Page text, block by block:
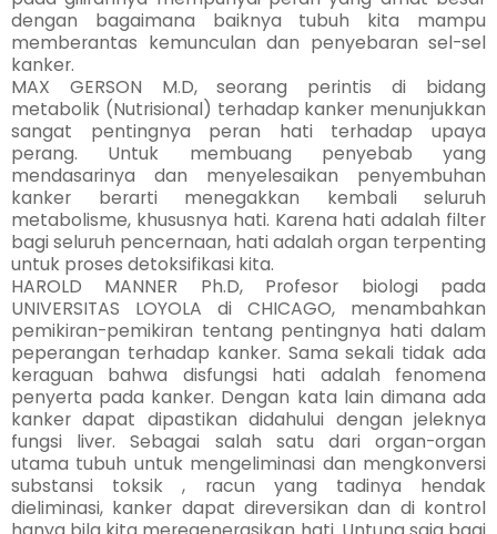
dengan bagaimana baiknya tubuh kita mampu
memberantas kemunculan dan penyebaran sel-sel
kanker.
MAX GERSON M.D, seorang perintis di bidang
metabolik (Nutrisional) terhadap kanker menunjukkan
sangat pentingnya peran hati terhadap upaya
perang. Untuk membuang penyebab yang
mendasarinya dan menyelesaikan penyembuhan
kanker berarti menegakkan kembali seluruh
metabolisme, khususnya hati. Karena hati adalah filter
bagi seluruh pencernaan, hati adalah organ terpenting
untuk proses detoksifikasi kita.
HAROLD MANNER Ph.D, Profesor biologi pada
UNIVERSITAS LOYOLA di CHICAGO, menambahkan
pemikiran-pemikiran tentang pentingnya hati dalam
peperangan terhadap kanker. Sama sekali tidak ada
keraguan bahwa disfungsi hati adalah fenomena
penyerta pada kanker. Dengan kata lain dimana ada
kanker dapat dipastikan didahului dengan jeleknya
fungsi liver. Sebagai salah satu dari organ-organ
utama tubuh untuk mengeliminasi dan mengkonversi
substansi toksik , racun yang tadinya hendak
dieliminasi, kanker dapat direversikan dan di kontrol